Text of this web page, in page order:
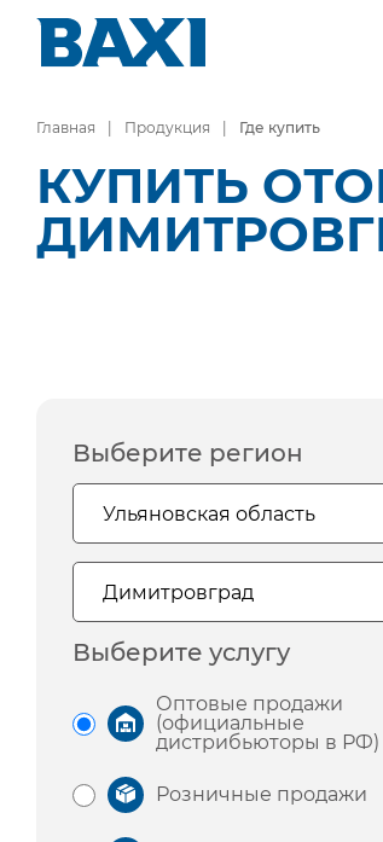
Главная Продукция Где купить
КУПИТЬ
Выберите регион
Выберите услугу
Оптовые продажи
(официальные
дистрибьюторы в РФ)
Розничные продажи